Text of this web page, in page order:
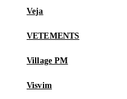
Veja
VETEMENTS
Village PM
Visvim